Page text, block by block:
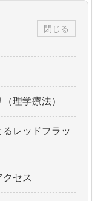
閉じる
理学療法）
レッドフラッ
セス